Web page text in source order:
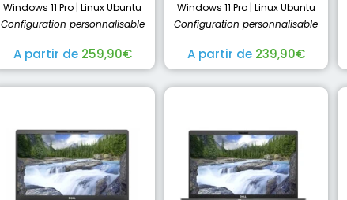
Windows 11 Pro | Linux Ubuntu
Configuration personnalisable
A partir de 259,90€
Windows 11 Pro | Linux Ubuntu
Configuration personnalisable
A partir de 239,90€